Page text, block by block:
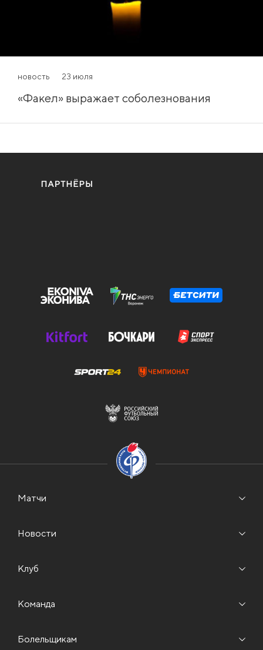
новость 23 июля
«Факел» выражает соболезнования
Матчи
Новости
Клуб
Команда
Болельщикам